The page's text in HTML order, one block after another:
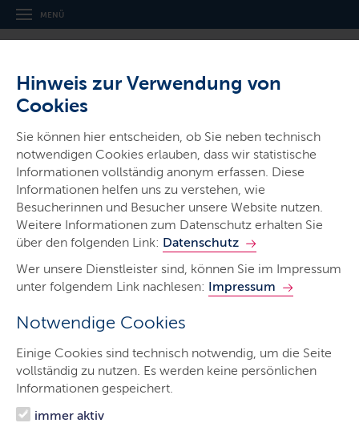
Hinweis zur Verwendung von
Cookies
Sie können hier entscheiden, ob Sie neben technisch
notwendigen Cookies erlauben, dass wir statistische
Informationen vollständig anonym erfassen. Diese
Informationen helfen uns zu verstehen, wie
Besucherinnen und Besucher unsere Website nutzen.
Weitere Informationen zum Datenschutz erhalten Sie
über den folgenden Link: Datenschutz
Wer unsere Dienstleister sind, können Sie im Impressum
unter folgendem Link nachlesen: Impressum
Notwendige Cookies
Einige Cookies sind technisch notwendig, um die Seite
vollständig zu nutzen. Es werden keine persönlichen
Informationen gespeichert.
immer aktiv
MENÜ
Schleswig-Holsteinisches
Institut für Berufliche Bildung
SHIBB Landesamt
Ministerien & Behörden
Start
Das SHIBB
Themen
Presse